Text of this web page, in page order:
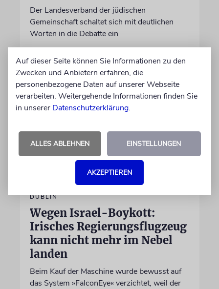
Der Landesverband der jüdischen
Gemeinschaft schaltet sich mit deutlichen
Worten in die Debatte ein
06.08.2026
DUBLIN
Wegen Israel-Boykott:
Irisches Regierungsflugzeug
kann nicht mehr im Nebel
landen
Beim Kauf der Maschine wurde bewusst auf
das System »FalconEye« verzichtet, weil der
Auf dieser Seite können Sie Informationen zu den
Zwecken und Anbietern erfahren, die
personenbezogene Daten auf unserer Webseite
verarbeiten. Weitergehende Informationen finden Sie
in unserer Datenschutzerklärung.
ALLES ABLEHNEN EINSTELLUNGEN
AKZEPTIEREN